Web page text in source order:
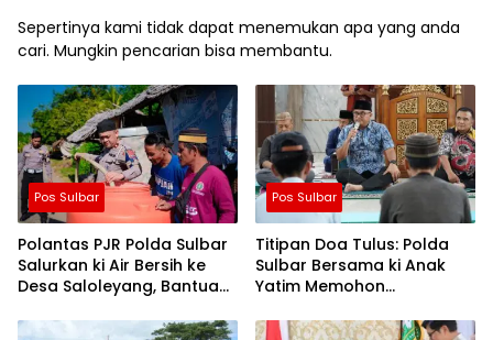
Sepertinya kami tidak dapat menemukan apa yang anda
cari. Mungkin pencarian bisa membantu.
Pos Sulbar
Polantas PJR Polda Sulbar
Salurkan ki Air Bersih ke
Desa Saloleyang, Bantuan
Kemarau
Pos Sulbar
Titipan Doa Tulus: Polda
Sulbar Bersama ki Anak
Yatim Memohon
Negeri